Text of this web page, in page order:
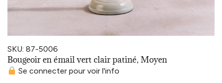
SKU: 87-5006
Bougeoir en émail vert clair patiné, Moyen
Se connecter pour voir l'info